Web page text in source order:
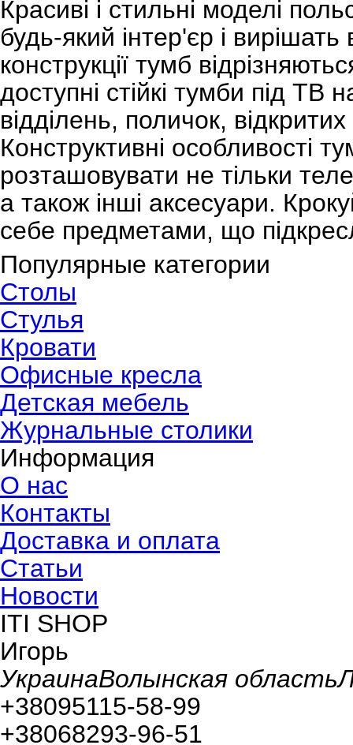
Красиві і стильні моделі
будь-який інтер'єр і
конструкції тумб
доступні стійкі тумби під ТВ
відділень, поличок,
Конструктивні особливості
розташовувати не тільки
а також інші аксесуари.
себе предметами, що
Популярные категории
Столы
Стулья
Кровати
Офисные кресла
Детская мебель
Журнальные столики
Информация
О нас
Контакты
Доставка и оплата
Статьи
Новости
ITI SHOP
Игорь
УкраинаВолынская область
+38095115-58-99
+38068293-96-51